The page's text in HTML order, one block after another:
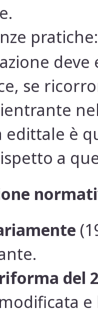
pratiche:
se
edittale è
a
del